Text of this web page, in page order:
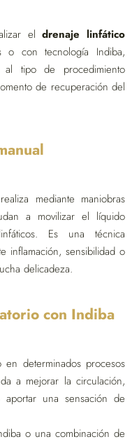
eldrenaje linfático
o con tecnología Indiba,
al tipo de procedimiento
de recuperación del
mediante maniobras
a movilizar el líquido
Es una técnica
inflamación, sensibilidad o
delicadeza.
con Indiba
determinados procesos
a mejorar la circulación,
una sensación de
o una combinación de